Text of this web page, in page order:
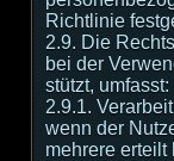
Richtlinie
2.9. Die
bei der
stützt, umfasst:
2.9.1.
wenn der
mehrere erteilt